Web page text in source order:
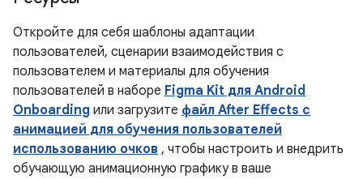
Откройте для себя шаблоны адаптации
пользователей, сценарии взаимодействия с
пользователем и материалы для обучения
пользователей в наборе Figma Kit для Android
Onboarding или загрузите файл After Effects с
анимацией для обучения пользователей
использованию очков , чтобы настроить и внедрить
обучающую анимационную графику в ваше